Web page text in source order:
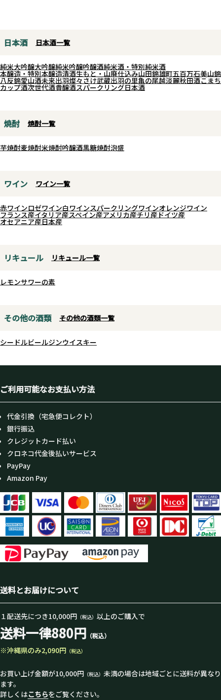
日本酒 日本酒一覧
純米大吟醸大吟醸純米吟醸吟醸酒純米酒・特別純米酒
本醸造・特別本醸造清酒生もと・山廃仕込み山田錦雄町五百万石美山錦
八反錦愛山酒未来出羽燦々さけ武蔵出羽の里亀の尾越淡麗秋田酒こまち
カップ酒次世代酒貴醸酒スパークリング日本酒
焼酎 焼酎一覧
芋焼酎麦焼酎米焼酎吟醸酒黒糖焼酎泡盛
ワイン ワイン一覧
赤ワインロゼワイン白ワインスパークリングワインオレンジワイン
フランス産イタリア産スペイン産アメリカ産チリ産ドイツ産
オセアニア産日本産
リキュール リキュール一覧
レモンサワーの素
その他の酒類 その他の酒類一覧
シードルビールジンウイスキー
ご利用可能なお支払い方法
代金引換（宅急便コレクト）
銀行振込
クレジットカード払い
クロネコ代金後払いサービス
PayPay
Amazon Pay
送料とお届けについて
１配送先につき10,000円 （税込） 以上のご購入で
送料一律880円 （税込）
※沖縄県のみ2,090円 （税込）
お買い上げ金額が10,000円 （税込） 未満の場合は地域ごとに送料が異なり
ます。
詳しくはこちらをご覧ください。